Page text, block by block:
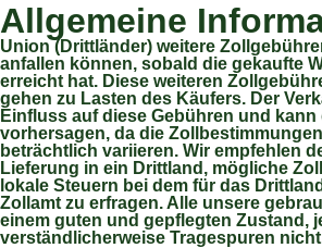
Allgemeine
Union (Drittländer) weitere
anfallen können, sobald die gekaufte
erreicht hat. Diese weiteren
gehen zu Lasten des Käufers. Der
Einfluss auf diese Gebühren und
vorhersagen, da die
beträchtlich variieren. Wir empfehlen
Lieferung in ein Drittland, mögliche
lokale Steuern bei dem für das
Zollamt zu erfragen. Alle unsere
einem guten und gepflegten Zustand,
verständlicherweise Tragespuren